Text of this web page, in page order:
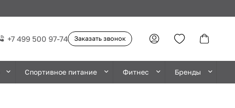
+7 499 500 97-74 Заказать звонок
Спортивное питание Фитнес Бренды